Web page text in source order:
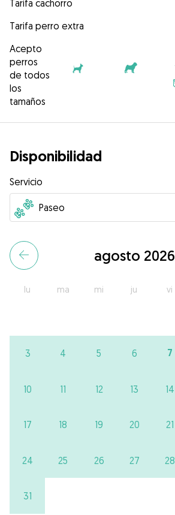
Tarifa cachorro
Tarifa perro extra
Acepto
perros
de todos
los
tamaños
Disponibilidad
Servicio
agosto 2026
lu ma mi ju vi
3 4 5 6 7
10 11 12 13 14
17 18 19 20 21
24 25 26 27 28
31